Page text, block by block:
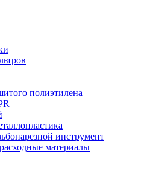
полиэтилена
инструмент
материалы